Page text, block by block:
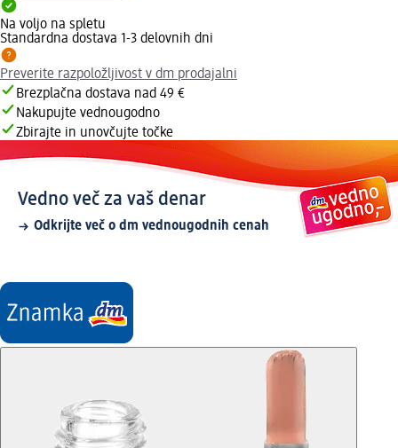
Na voljo na spletu
Standardna dostava 1-3 delovnih dni
Preverite razpoložljivost v dm prodajalni
Brezplačna dostava nad 49 €
Nakupujte vednougodno
Zbirajte in unovčujte točke
Vedno več za vaš denar
Odkrijte več o dm vednougodnih cenah